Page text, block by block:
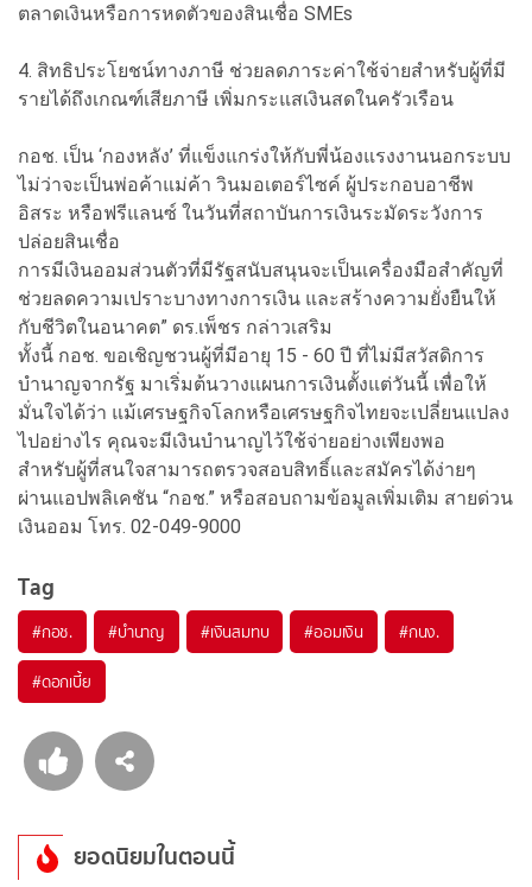
ตลาดเงินหรือการหดตัวของสินเชื่อ SMEs
4. สิทธิประโยชน์ทางภาษี ช่วยลดภาระค่าใช้จ่ายสำหรับผู้ที่มี
รายได้ถึงเกณฑ์เสียภาษี เพิ่มกระแสเงินสดในครัวเรือน
กอช. เป็น ‘กองหลัง’ ที่แข็งแกร่งให้กับพี่น้องแรงงานนอกระบบ
ไม่ว่าจะเป็นพ่อค้าแม่ค้า วินมอเตอร์ไซค์ ผู้ประกอบอาชีพ
อิสระ หรือฟรีแลนซ์ ในวันที่สถาบันการเงินระมัดระวังการ
ปล่อยสินเชื่อ
การมีเงินออมส่วนตัวที่มีรัฐสนับสนุนจะเป็นเครื่องมือสำคัญที่
ช่วยลดความเปราะบางทางการเงิน และสร้างความยั่งยืนให้
กับชีวิตในอนาคต” ดร.เพ็ชร กล่าวเสริม
ทั้งนี้ กอช. ขอเชิญชวนผู้ที่มีอายุ 15 - 60 ปี ที่ไม่มีสวัสดิการ
บำนาญจากรัฐ มาเริ่มต้นวางแผนการเงินตั้งแต่วันนี้ เพื่อให้
มั่นใจได้ว่า แม้เศรษฐกิจโลกหรือเศรษฐกิจไทยจะเปลี่ยนแปลง
ไปอย่างไร คุณจะมีเงินบำนาญไว้ใช้จ่ายอย่างเพียงพอ
สำหรับผู้ที่สนใจสามารถตรวจสอบสิทธิ์และสมัครได้ง่ายๆ
ผ่านแอปพลิเคชัน “กอช.” หรือสอบถามข้อมูลเพิ่มเติม สายด่วน
เงินออม โทร. 02-049-9000
Tag
#กอช. #บำนาญ #เงินสมทบ #ออมเงิน #กนง.
#ดอกเบี้ย
ยอดนิยมในตอนนี้